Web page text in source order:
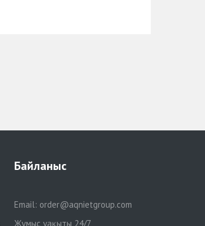
Байланыс
Email: order@aqnietgroup.com
Жұмыс уақыты 24/7